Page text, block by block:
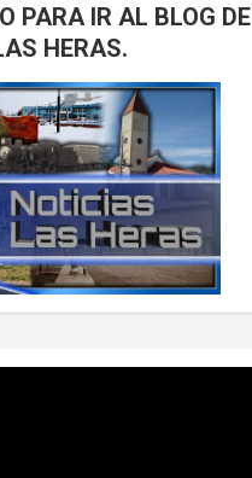
PARA IR AL BLOG DE
HERAS.